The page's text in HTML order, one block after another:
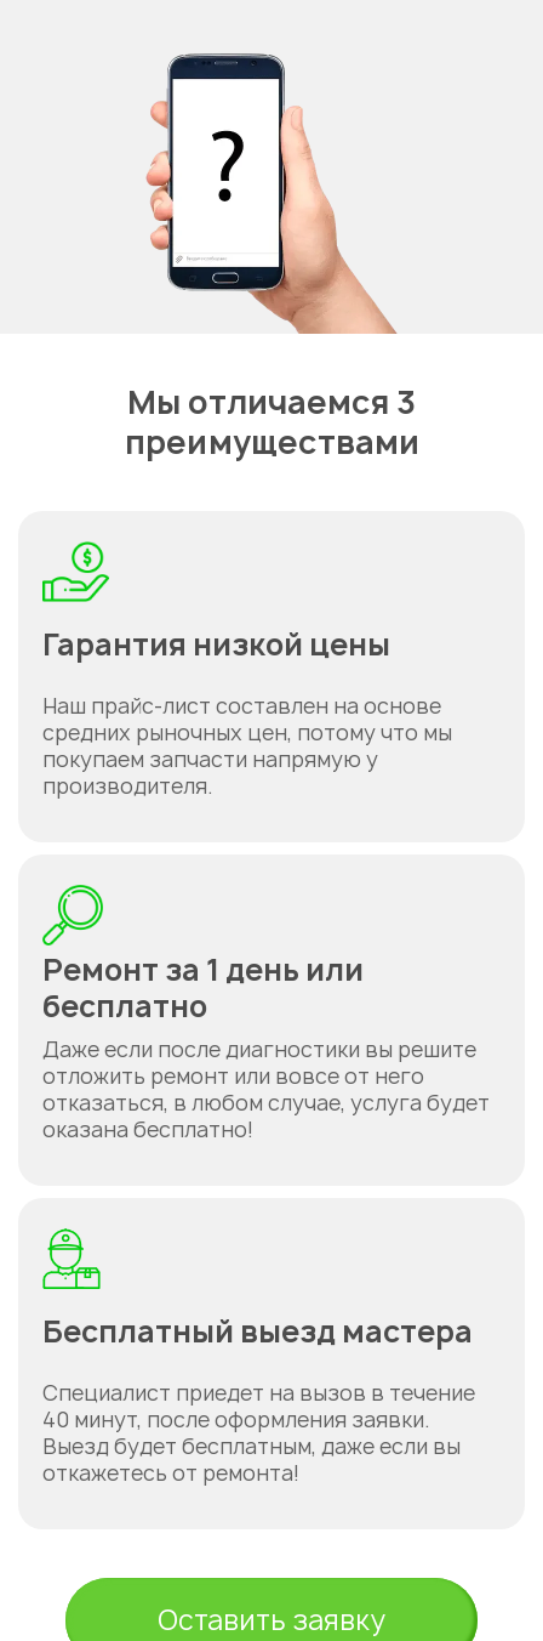
Мы отличаемся 3
преимуществами
Гарантия низкой цены
Наш прайс-лист составлен на основе
средних рыночных цен, потому что мы
покупаем запчасти напрямую у
производителя.
Ремонт за 1 день или
бесплатно
Даже если после диагностики вы решите
отложить ремонт или вовсе от него
отказаться, в любом случае, услуга будет
оказана бесплатно!
Бесплатный выезд мастера
Специалист приедет на вызов в течение
40 минут, после оформления заявки.
Выезд будет бесплатным, даже если вы
откажетесь от ремонта!
Оставить заявку